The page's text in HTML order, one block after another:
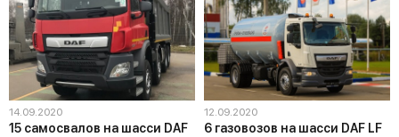
14.09.2020
15 самосвалов на шасси DAF
12.09.2020
6 газовозов на шасси DAF LF